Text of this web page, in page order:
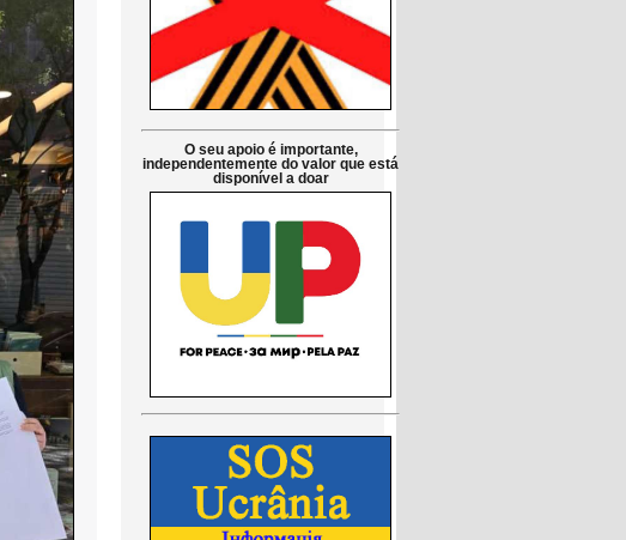
O seu apoio é importante,
independentemente do valor que está
disponível a doar